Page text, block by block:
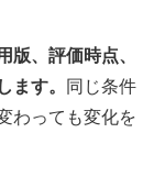
、評価時点、
す。 同じ条件
わっても変化を